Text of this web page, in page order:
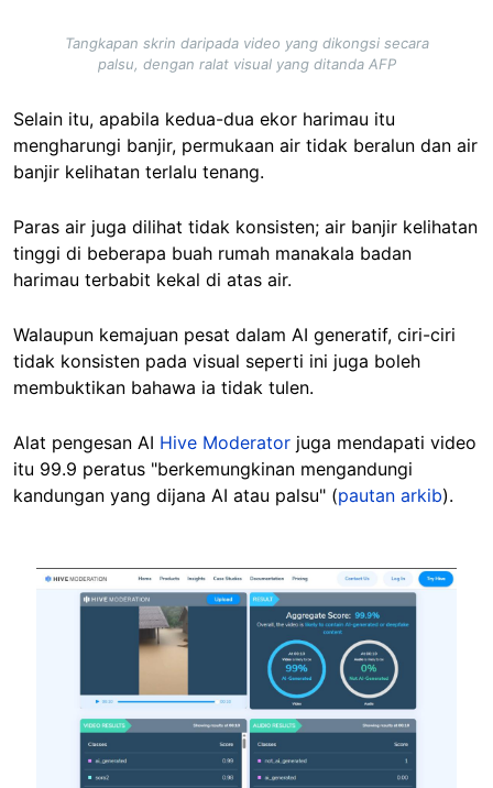
Tangkapan skrin daripada video yang dikongsi secara
palsu, dengan ralat visual yang ditanda AFP
Selain itu, apabila kedua-dua ekor harimau itu
mengharungi banjir, permukaan air tidak beralun dan air
banjir kelihatan terlalu tenang.
Paras air juga dilihat tidak konsisten; air banjir kelihatan
tinggi di beberapa buah rumah manakala badan
harimau terbabit kekal di atas air.
Walaupun kemajuan pesat dalam AI generatif, ciri-ciri
tidak konsisten pada visual seperti ini juga boleh
membuktikan bahawa ia tidak tulen.
Alat pengesan AI Hive Moderator juga mendapati video
itu 99.9 peratus "berkemungkinan mengandungi
kandungan yang dijana AI atau palsu" (pautan arkib).
Image